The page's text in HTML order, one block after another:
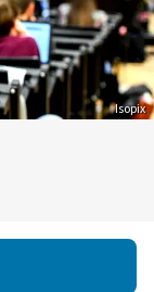
Isopix